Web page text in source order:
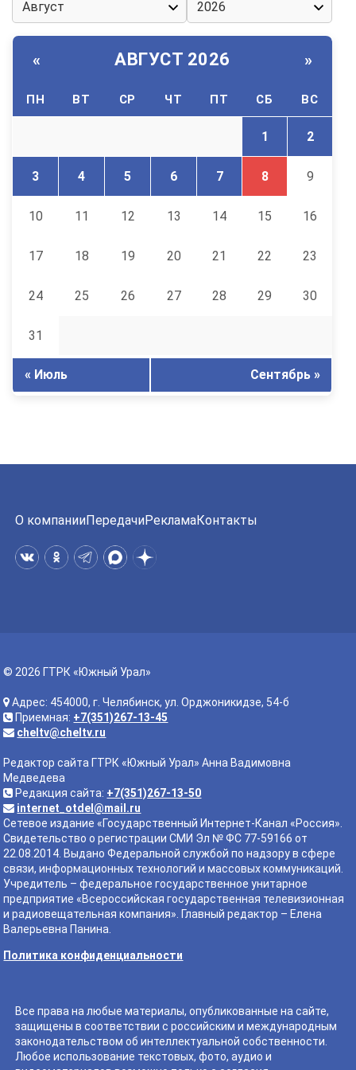
« АВГУСТ 2026 »
ПН ВТ СР ЧТ ПТ СБ ВС
1 2
3 4 5 6 7 8 9
10 11 12 13 14 15 16
17 18 19 20 21 22 23
24 25 26 27 28 29 30
31
« Июль Сентябрь »
О компанииПередачиРекламаКонтакты
© 2026 ГТРК «Южный Урал»
Адрес: 454000, г. Челябинск, ул. Орджоникидзе, 54-б
Приемная: +7(351)267-13-45
cheltv@cheltv.ru
Редактор сайта ГТРК «Южный Урал» Анна Вадимовна
Медведева
Редакция сайта: +7(351)267-13-50
internet_otdel@mail.ru
Сетевое издание «Государственный Интернет-Канал «Россия».
Свидетельство о регистрации СМИ Эл № ФС 77-59166 от
22.08.2014. Выдано Федеральной службой по надзору в сфере
связи, информационных технологий и массовых коммуникаций.
Учредитель – федеральное государственное унитарное
предприятие «Всероссийская государственная телевизионная
и радиовещательная компания». Главный редактор – Елена
Валерьевна Панина.
Политика конфиденциальности
Все права на любые материалы, опубликованные на сайте,
защищены в соответствии с российским и международным
законодательством об интеллектуальной собственности.
Любое использование текстовых, фото, аудио и